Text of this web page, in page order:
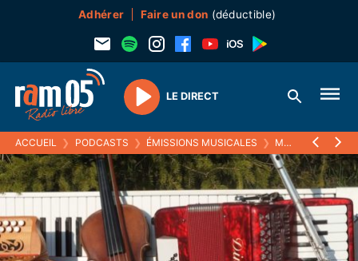
Adhérer Faire un don (déductible)
Play
LE DIRECT
ACCUEIL ❯ PODCASTS ❯ ÉMISSIONS MUSICALES ❯ MUSISTOIRES